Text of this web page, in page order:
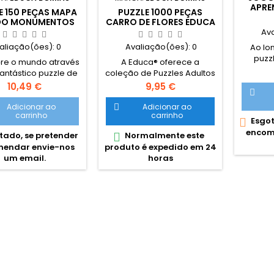
150 PEÇAS MAPA
MONUMENTOS
EDUCA
0
o mundo através
puzzle de
Inclui cartão a
ilustrações e
dos monumentos.
os no mapa!
aproximado do
montado: 48 x 34
para
a 6 anos.
Preço
10,49 €
Adicionar ao
carrinho
se pretender
envie-nos
um email.
PUZZLE 1000 PEÇAS
CARRO DE FLORES EDUCA
Avaliação(ões): 0
A Educa® oferece a
coleção de Puzzles Adultos
mais completa do
mercado, com formatos
desde 500 a 42000 peças e
com as melhores imagens.
Preço
9,95 €

Adicionar ao
carrinho
 Normalmente este
produto é expedido em 24
horas
Ao
sua
em
jogo, a

